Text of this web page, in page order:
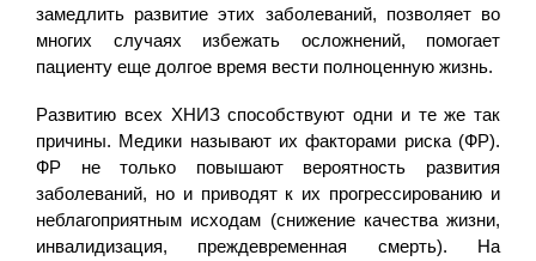
замедлить развитие этих заболеваний, позволяет во
многих случаях избежать осложнений, помогает
пациенту еще долгое время вести полноценную жизнь.
Развитию всех ХНИЗ способствуют одни и те же так
причины. Медики называют их факторами риска (ФР).
ФР не только повышают вероятность развития
заболеваний, но и приводят к их прогрессированию и
неблагоприятным исходам (снижение качества жизни,
инвалидизация, преждевременная смерть). На